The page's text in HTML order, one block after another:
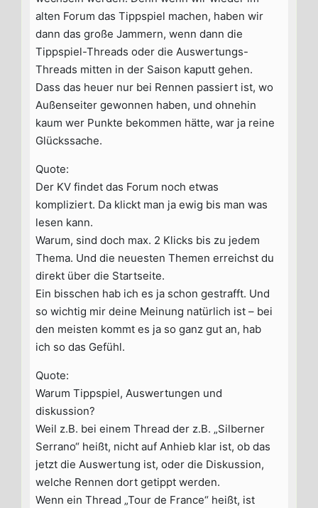
alten Forum das Tippspiel machen, haben wir
dann das große Jammern, wenn dann die
Tippspiel-Threads oder die Auswertungs-
Threads mitten in der Saison kaputt gehen.
Dass das heuer nur bei Rennen passiert ist, wo
Außenseiter gewonnen haben, und ohnehin
kaum wer Punkte bekommen hätte, war ja reine
Glückssache.
Quote:
Der KV findet das Forum noch etwas
kompliziert. Da klickt man ja ewig bis man was
lesen kann.
Warum, sind doch max. 2 Klicks bis zu jedem
Thema. Und die neuesten Themen erreichst du
direkt über die Startseite.
Ein bisschen hab ich es ja schon gestrafft. Und
so wichtig mir deine Meinung natürlich ist – bei
den meisten kommt es ja so ganz gut an, hab
ich so das Gefühl.
Quote:
Warum Tippspiel, Auswertungen und
diskussion?
Weil z.B. bei einem Thread der z.B. „Silberner
Serrano“ heißt, nicht auf Anhieb klar ist, ob das
jetzt die Auswertung ist, oder die Diskussion,
welche Rennen dort getippt werden.
Wenn ein Thread „Tour de France“ heißt, ist